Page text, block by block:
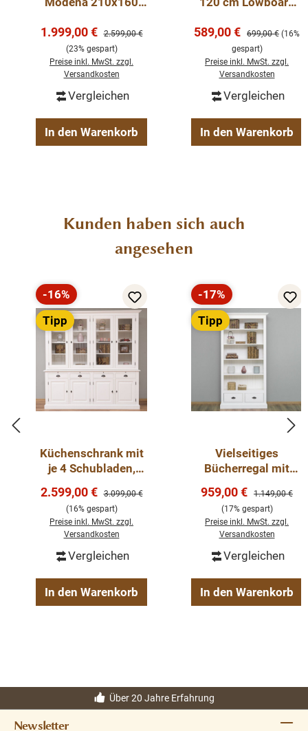
fertig montiert
stabile Regalböden
Landhaus-Stil
Massivholz
Losari
Massivholz
Verkaufspreis:
1.999,00 € Regulärer Preis:
2.599,00 €
(23% gespart)
Preise inkl. MwSt. zzgl.
Versandkosten
Vergleichen
In den Warenkorb
Verkaufspreis:
589,00 € Regulärer Preis:
699,00 € (16%
gespart)
Preise inkl. MwSt. zzgl.
Versandkosten
Vergleichen
In den Warenkorb
Produktgalerie überspringen
Kunden haben sich auch
angesehen
Rabatt
-16%
Tipp
Küchenschrank mit
je 4 Schubladen,
Türen und Glastüren
- Landhaus Vitrine
Verkaufspreis:
2.599,00 € Regulärer Preis:
3.099,00 €
(16% gespart)
Preise inkl. MwSt. zzgl.
Versandkosten
Vergleichen
In den Warenkorb
Rabatt
-17%
Tipp
Vielseitiges
Bücherregal mit
Regalböden und 2
Schubladen - Vitrine
Verkaufspreis:
959,00 € Regulärer
1.149,00 €
(17% gespart)
Preise inkl. MwSt. zzgl.
Versandkosten
Vergleichen
In den Warenkorb
Über 20 Jahre Erfahrung
Newsletter